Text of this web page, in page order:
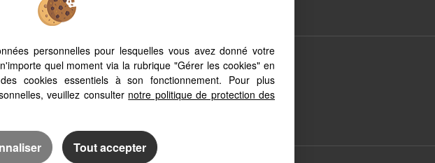
de lecture permanent, depuis votre PC, votre tablette ou
s’adapte automatiquement aux différents types
personnelles pour lesquelles vous avez donné votre
quel moment via la rubrique "Gérer les cookies" en
cookies essentiels à son fonctionnement. Pour plus
veuillez consulter notre politique de protection des
Tout accepter